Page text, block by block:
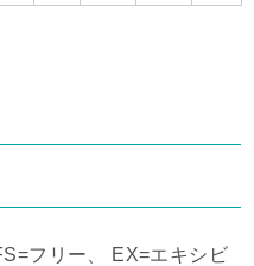
フリー、 EX=エキシビ